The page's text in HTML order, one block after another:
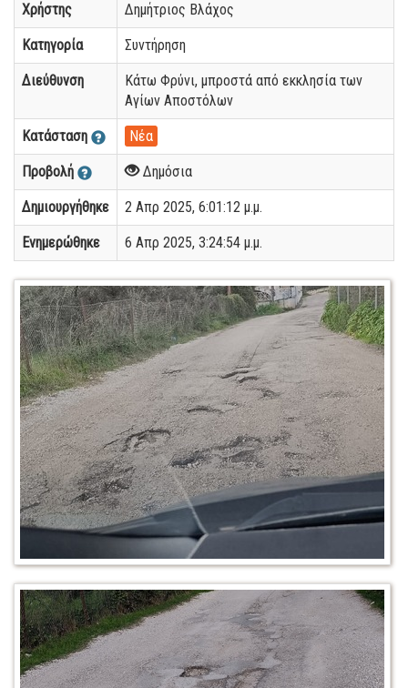
Χρήστης Δημήτριος Βλάχος
Κατηγορία Συντήρηση
Διεύθυνση
Κάτω Φρύνι, μπροστά από εκκλησία των
Αγίων Αποστόλων
Κατάσταση Νέα
Προβολή Δημόσια
Δημιουργήθηκε 2 Απρ 2025, 6:01:12 μ.μ.
Ενημερώθηκε 6 Απρ 2025, 3:24:54 μ.μ.